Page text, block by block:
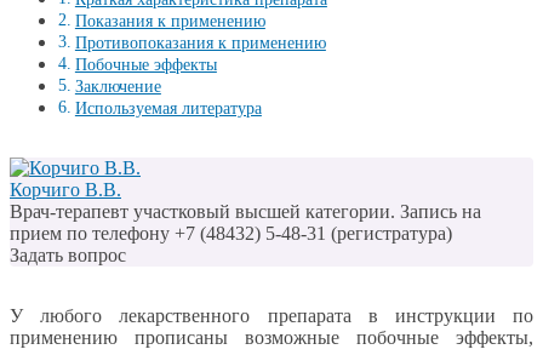
Показания к применению
Противопоказания к применению
Побочные эффекты
Заключение
Используемая литература
Корчиго В.В.
Врач-терапевт участковый высшей категории. Запись на
прием по телефону +7 (48432) 5-48-31 (регистратура)
Задать вопрос
У любого лекарственного препарата в инструкции по
применению прописаны возможные побочные эффекты,